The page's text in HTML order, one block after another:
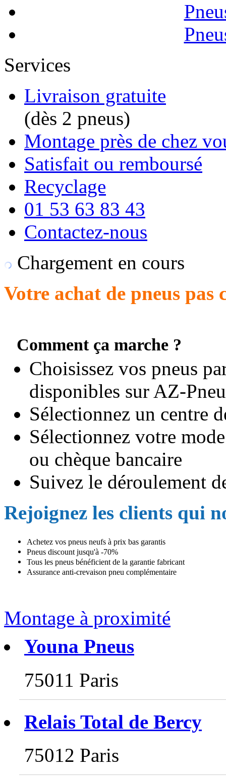
Services
Livraison gratuite
(dès 2 pneus)
Montage près de chez
Satisfait ou remboursé
Recyclage
01 53 63 83 43
Contactez-nous
Chargement en cours
Votre achat de pneus
Comment ça marche ?
Choisissez vos pneus
disponibles sur AZ-
Sélectionnez un centre
Sélectionnez votre
ou chèque bancaire
Suivez le déroulement
Rejoignez les clients qui
Achetez vos pneus neufs à prix bas garantis
Pneus discount jusqu'à -70%
Tous les pneus bénéficient de la garantie fabricant
Assurance anti-crevaison pneu complémentaire
Montage à proximité
Youna Pneus
75011 Paris
Relais Total de Bercy
75012 Paris